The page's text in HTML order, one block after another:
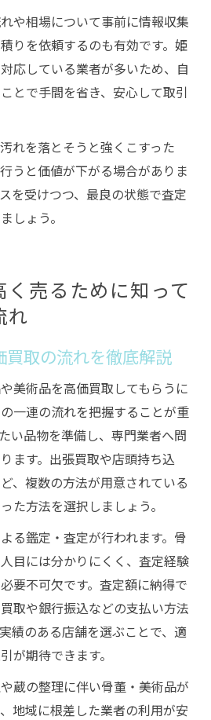
や相場について事前に情報収集
りを依頼するのも有効です。姫
応している業者が多いため、自
とで手間を省き、安心して取引
れを落とそうと強くこすった
うと価値が下がる場合がありま
を受けつつ、最良の状態で査定
しょう。
く売るために知って
れ
買取の流れを徹底解説
美術品を高価買取してもらうに
一連の流れを把握することが重
い品物を準備し、専門業者へ問
ます。出張買取や店頭持ち込
、複数の方法が用意されている
た方法を選択しましょう。
る鑑定・査定が行われます。骨
目には分かりにくく、査定経験
要不可欠です。査定額に納得で
取や銀行振込などの支払い方法
績のある店舗を選ぶことで、適
が期待できます。
蔵の整理に伴い骨董・美術品が
地域に根差した業者の利用が安